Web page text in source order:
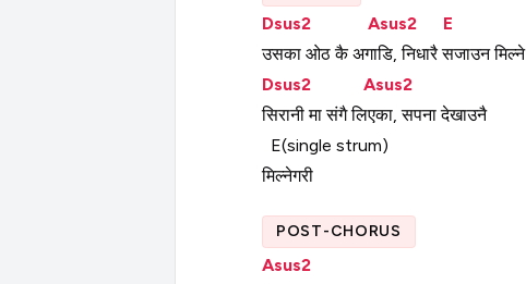
Dsus2 Asus2
E
उसका ओठ कै अगाडि, निधारै सजाउन मिल्ने
Dsus2
Asus2
सिरानी मा संगै लिएका, सपना देखाउनै
E(single strum)
मिल्नेगरी
POST-CHORUS
Asus2